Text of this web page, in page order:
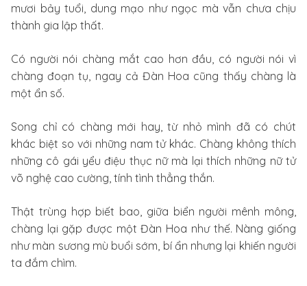
mươi bảy tuổi, dung mạo như ngọc mà vẫn chưa chịu
thành gia lập thất.
Có người nói chàng mắt cao hơn đầu, có người nói vì
chàng đoạn tụ, ngay cả Đàn Hoa cũng thấy chàng là
một ẩn số.
Song chỉ có chàng mới hay, từ nhỏ mình đã có chút
khác biệt so với những nam tử khác. Chàng không thích
những cô gái yểu điệu thục nữ mà lại thích những nữ tử
võ nghệ cao cường, tính tình thẳng thắn.
Thật trùng hợp biết bao, giữa biển người mênh mông,
chàng lại gặp được một Đàn Hoa như thế. Nàng giống
như màn sương mù buổi sớm, bí ẩn nhưng lại khiến người
ta đắm chìm.